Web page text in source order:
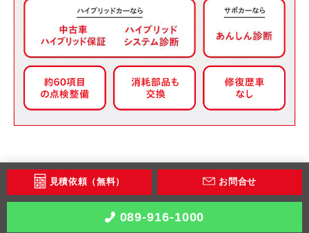
見積依頼（無料） お問合せ
089-916-1000